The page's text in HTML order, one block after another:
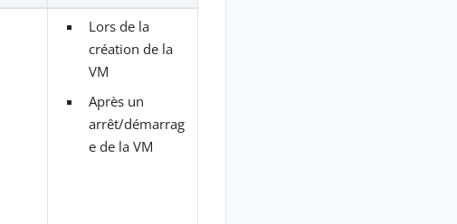
Lors de la
création de la
VM
Après un
arrêt/démarrag
e de la VM